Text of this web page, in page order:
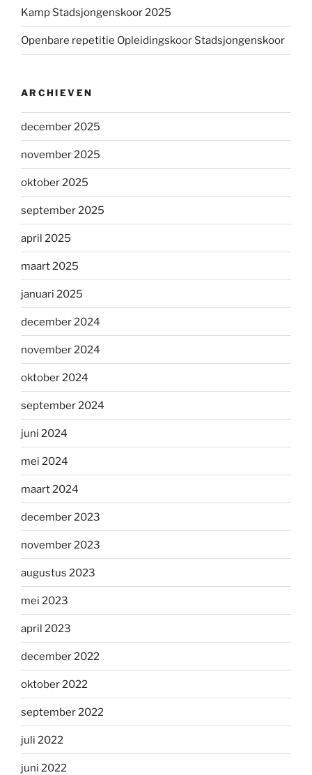
Kamp Stadsjongenskoor 2025
Openbare repetitie Opleidingskoor Stadsjongenskoor
ARCHIEVEN
december 2025
november 2025
oktober 2025
september 2025
april 2025
maart 2025
januari 2025
december 2024
november 2024
oktober 2024
september 2024
juni 2024
mei 2024
maart 2024
december 2023
november 2023
augustus 2023
mei 2023
april 2023
december 2022
oktober 2022
september 2022
juli 2022
juni 2022